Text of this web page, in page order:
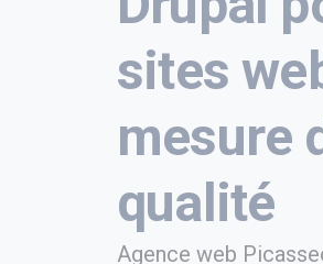
sites
mesure
qualité
Agence web